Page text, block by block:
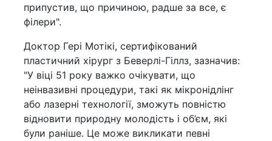
припустив, що причиною, радше за все, є
філери".
Доктор Гері Мотікі, сертифікований
пластичний хірург з Беверлі-Гіллз, зазначив:
"У віці 51 року важко очікувати, що
неінвазивні процедури, такі як мікронідлінг
або лазерні технології, зможуть повністю
відновити природну молодість і об’єм, які
були раніше. Це може викликати певні